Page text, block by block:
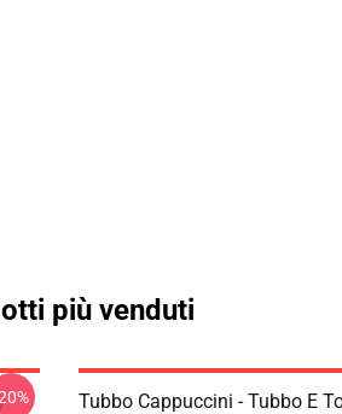
più venduti
Tubbo Cappuccini - Tubbo E